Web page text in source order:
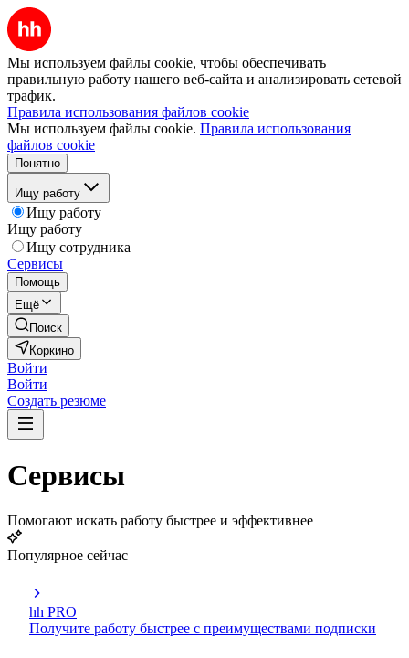
Мы используем файлы cookie, чтобы обеспечивать
правильную работу нашего веб-сайта и анализировать сетевой
трафик.
Правила использования файлов cookie
Мы используем файлы cookie. Правила использования
файлов cookie
Понятно
Ищу работу
Ищу работу
Ищу работу
Ищу сотрудника
Сервисы
Помощь
Ещё
Поиск
Коркино
Войти
Войти
Создать резюме
Сервисы
Помогают искать работу быстрее и эффективнее
Популярное сейчас
hh PRO
Получите работу быстрее с преимуществами подписки